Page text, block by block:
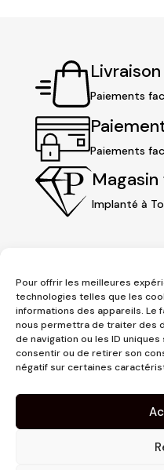
Pour offrir les meilleures
technologies telles que les
informations des appareils. Le
nous permettra de traiter des
de navigation ou les ID
consentir ou de retirer son
négatif sur certaines
Livraison
Paiements
Paiements
Implanté à
3 place Jeanne d'Arc
31000 Toulouse
05 62 73 70 73